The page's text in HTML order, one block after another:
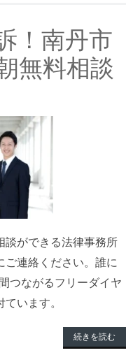
！南丹市
無料相談
談ができる法律事務所
ご連絡ください。誰に
つながるフリーダイヤ
います。
続きを読む